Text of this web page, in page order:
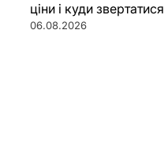
ціни і куди звертатися
06.08.2026